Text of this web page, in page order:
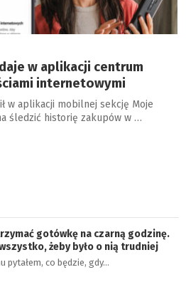
w aplikacji centrum
internetowymi
w aplikacji mobilnej sekcję Moje
śledzić historię zakupów w …
gotówkę na czarną godzinę.
żeby było o nią trudniej
pytałem, co będzie, gdy…